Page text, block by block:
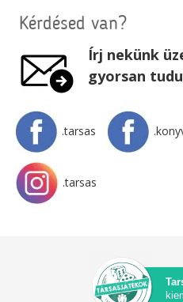
Kérdésed van?
Írj nekünk
gyorsan
.tarsas
.tarsas